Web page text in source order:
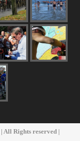
| All Rights reserved |